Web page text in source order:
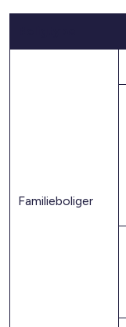
Familieboliger